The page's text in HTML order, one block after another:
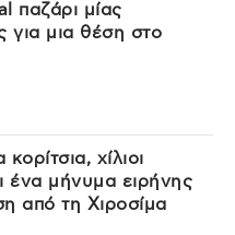
παζάρι μίας
για μια θέση στο
χίλιοι
ένα μήνυμα ειρήνης
από τη Χιροσίμα